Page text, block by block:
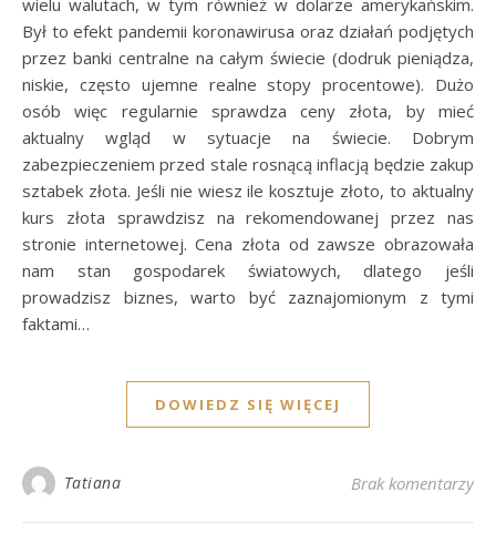
wielu walutach, w tym również w dolarze amerykańskim.
Był to efekt pandemii koronawirusa oraz działań podjętych
przez banki centralne na całym świecie (dodruk pieniądza,
niskie, często ujemne realne stopy procentowe). Dużo
osób więc regularnie sprawdza ceny złota, by mieć
aktualny wgląd w sytuacje na świecie. Dobrym
zabezpieczeniem przed stale rosnącą inflacją będzie zakup
sztabek złota. Jeśli nie wiesz ile kosztuje złoto, to aktualny
kurs złota sprawdzisz na rekomendowanej przez nas
stronie internetowej. Cena złota od zawsze obrazowała
nam stan gospodarek światowych, dlatego jeśli
prowadzisz biznes, warto być zaznajomionym z tymi
faktami…
DOWIEDZ SIĘ WIĘCEJ
Tatiana Brak komentarzy